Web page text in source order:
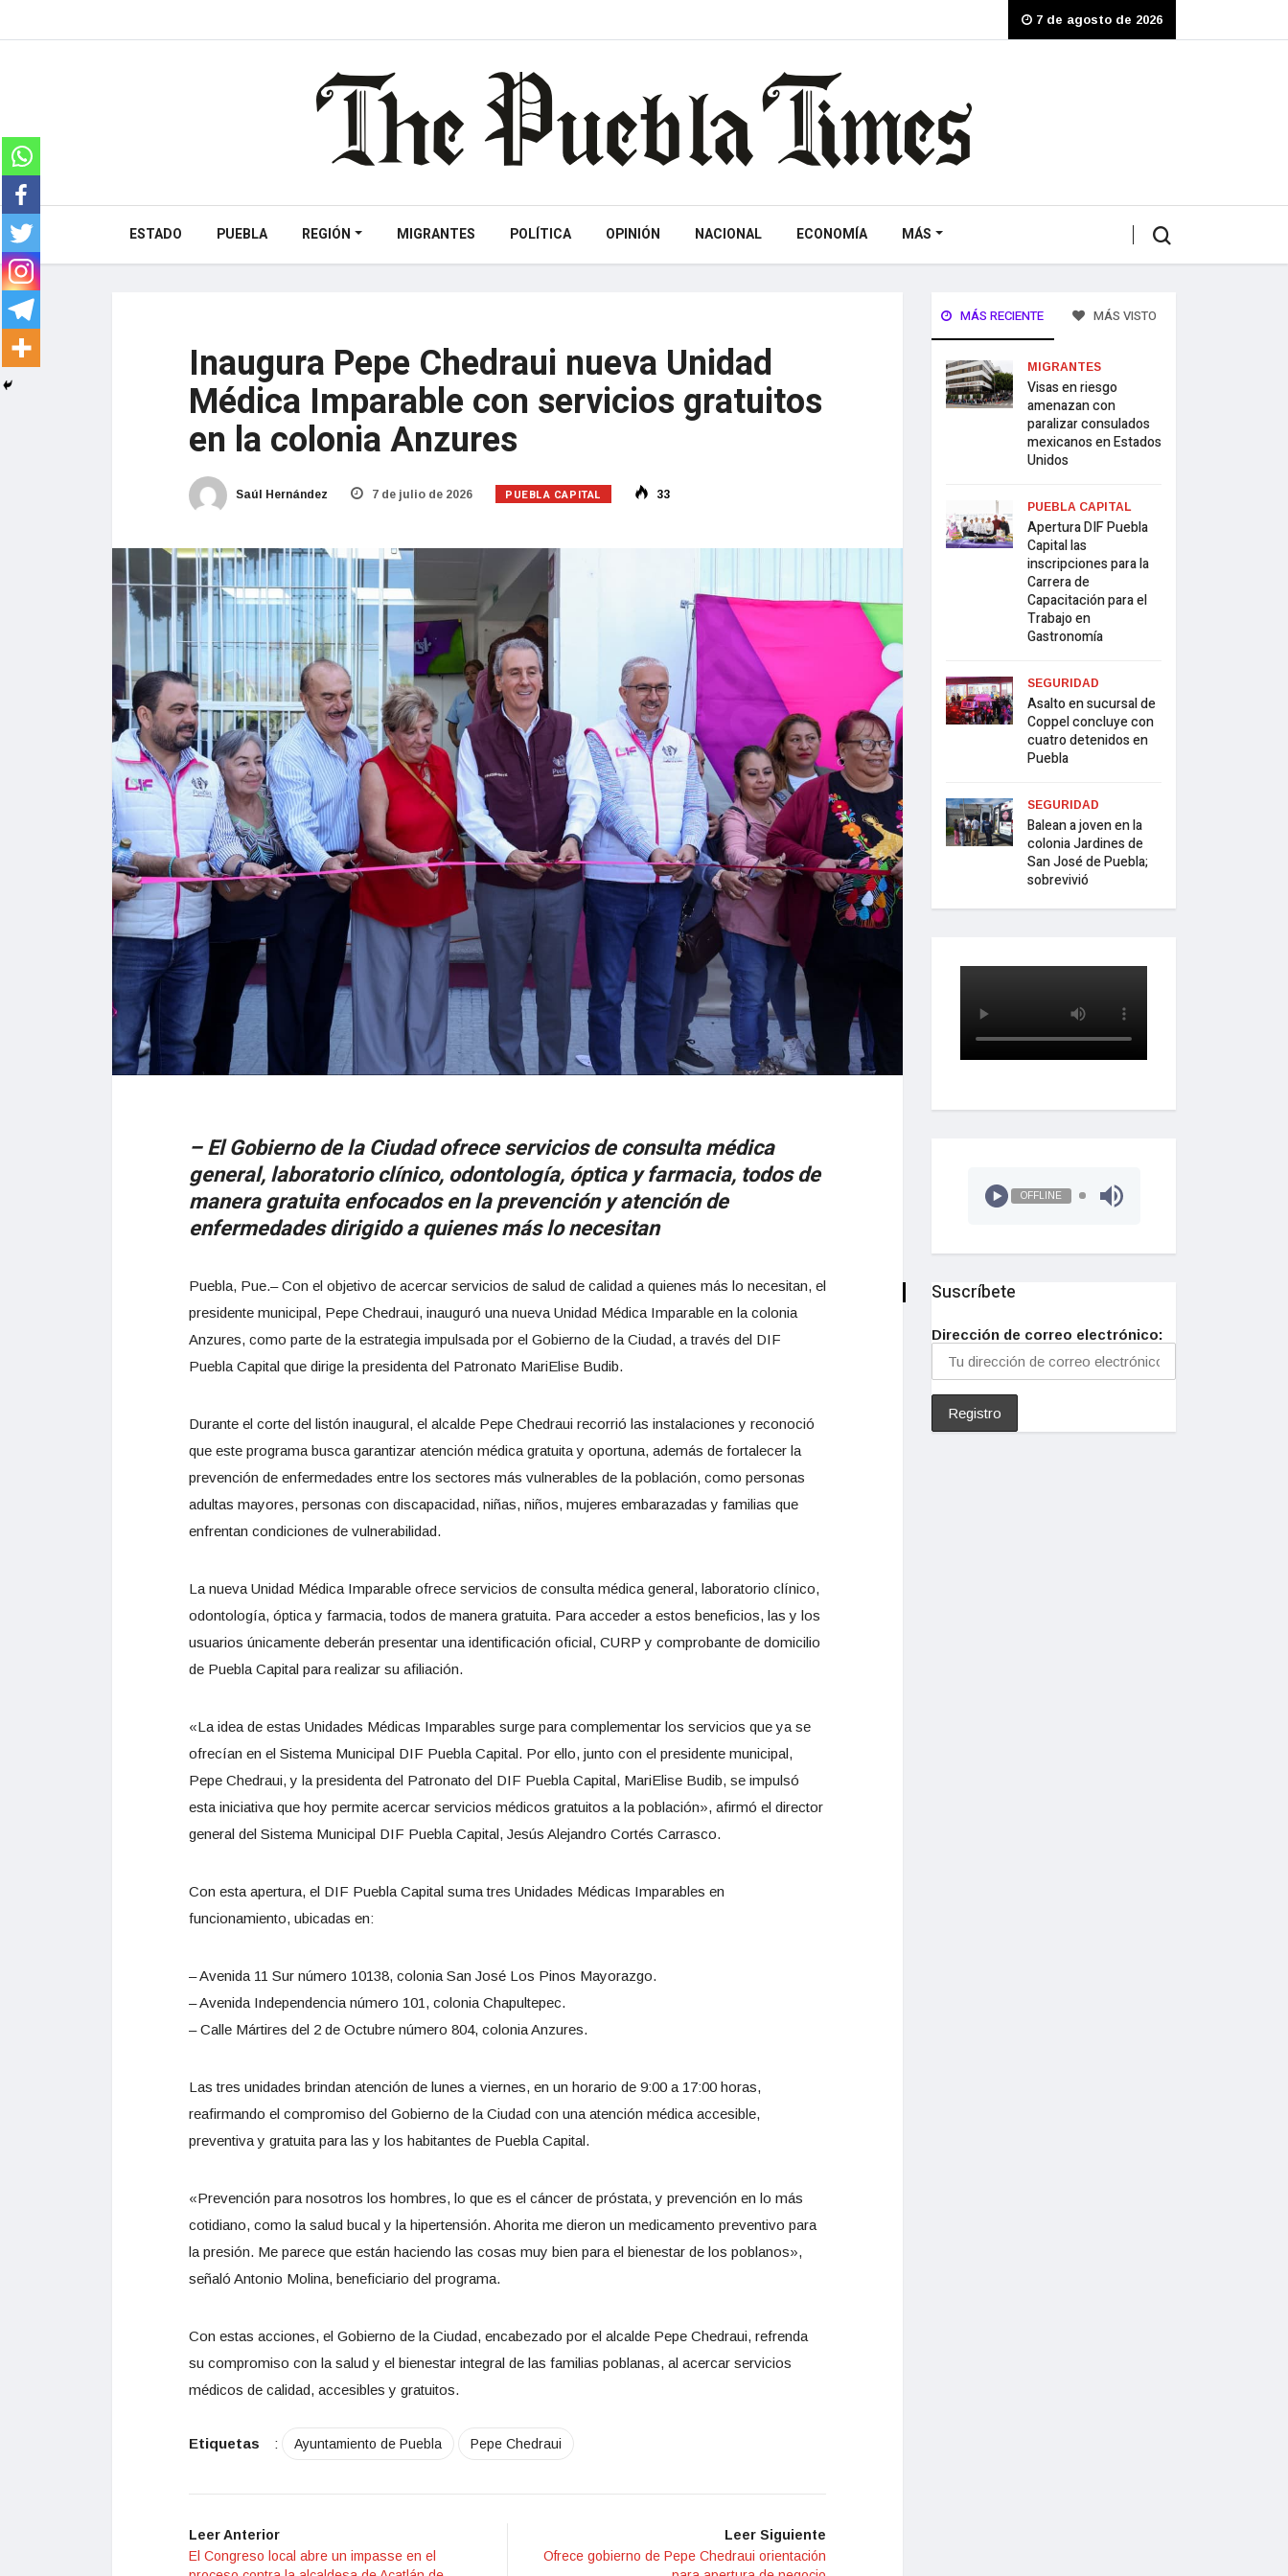
7 de agosto de 2026
ESTADO PUEBLA REGIÓN MIGRANTES POLÍTICA OPINIÓN NACIONAL ECONOMÍA MÁS
Inaugura Pepe Chedraui nueva Unidad
Médica Imparable con servicios gratuitos
en la colonia Anzures
Saúl Hernández 7 de julio de 2026 PUEBLA CAPITAL 33
– El Gobierno de la Ciudad ofrece servicios de consulta médica
general, laboratorio clínico, odontología, óptica y farmacia, todos de
manera gratuita enfocados en la prevención y atención de
enfermedades dirigido a quienes más lo necesitan
Puebla, Pue.– Con el objetivo de acercar servicios de salud de calidad a quienes más lo necesitan, el
presidente municipal, Pepe Chedraui, inauguró una nueva Unidad Médica Imparable en la colonia
Anzures, como parte de la estrategia impulsada por el Gobierno de la Ciudad, a través del DIF
Puebla Capital que dirige la presidenta del Patronato MariElise Budib.
Durante el corte del listón inaugural, el alcalde Pepe Chedraui recorrió las instalaciones y reconoció
que este programa busca garantizar atención médica gratuita y oportuna, además de fortalecer la
prevención de enfermedades entre los sectores más vulnerables de la población, como personas
adultas mayores, personas con discapacidad, niñas, niños, mujeres embarazadas y familias que
enfrentan condiciones de vulnerabilidad.
La nueva Unidad Médica Imparable ofrece servicios de consulta médica general, laboratorio clínico,
odontología, óptica y farmacia, todos de manera gratuita. Para acceder a estos beneficios, las y los
usuarios únicamente deberán presentar una identificación oficial, CURP y comprobante de domicilio
de Puebla Capital para realizar su afiliación.
«La idea de estas Unidades Médicas Imparables surge para complementar los servicios que ya se
ofrecían en el Sistema Municipal DIF Puebla Capital. Por ello, junto con el presidente municipal,
Pepe Chedraui, y la presidenta del Patronato del DIF Puebla Capital, MariElise Budib, se impulsó
esta iniciativa que hoy permite acercar servicios médicos gratuitos a la población», afirmó el director
general del Sistema Municipal DIF Puebla Capital, Jesús Alejandro Cortés Carrasco.
Con esta apertura, el DIF Puebla Capital suma tres Unidades Médicas Imparables en
funcionamiento, ubicadas en:
– Avenida 11 Sur número 10138, colonia San José Los Pinos Mayorazgo.
– Avenida Independencia número 101, colonia Chapultepec.
– Calle Mártires del 2 de Octubre número 804, colonia Anzures.
Las tres unidades brindan atención de lunes a viernes, en un horario de 9:00 a 17:00 horas,
reafirmando el compromiso del Gobierno de la Ciudad con una atención médica accesible,
preventiva y gratuita para las y los habitantes de Puebla Capital.
«Prevención para nosotros los hombres, lo que es el cáncer de próstata, y prevención en lo más
cotidiano, como la salud bucal y la hipertensión. Ahorita me dieron un medicamento preventivo para
la presión. Me parece que están haciendo las cosas muy bien para el bienestar de los poblanos»,
señaló Antonio Molina, beneficiario del programa.
Con estas acciones, el Gobierno de la Ciudad, encabezado por el alcalde Pepe Chedraui, refrenda
su compromiso con la salud y el bienestar integral de las familias poblanas, al acercar servicios
médicos de calidad, accesibles y gratuitos.
Etiquetas : Ayuntamiento de Puebla Pepe Chedraui
Leer Anterior
El Congreso local abre un impasse en el
Leer Siguiente
Ofrece gobierno de Pepe Chedraui orientación
MÁS RECIENTE MÁS VISTO
MIGRANTES
Visas en riesgo
amenazan con
paralizar consulados
mexicanos en Estados
Unidos
PUEBLA CAPITAL
Apertura DIF Puebla
Capital las
inscripciones para la
Carrera de
Capacitación para el
Trabajo en
Gastronomía
SEGURIDAD
Asalto en sucursal de
Coppel concluye con
cuatro detenidos en
Puebla
SEGURIDAD
Balean a joven en la
colonia Jardines de
San José de Puebla;
sobrevivió
OFFLINE
Suscríbete
Dirección de correo electrónico: